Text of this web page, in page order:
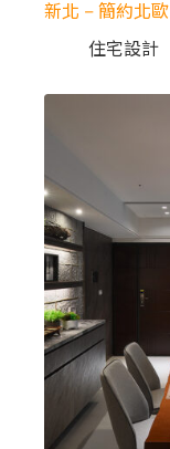
新北 – 簡約北歐
住宅設計